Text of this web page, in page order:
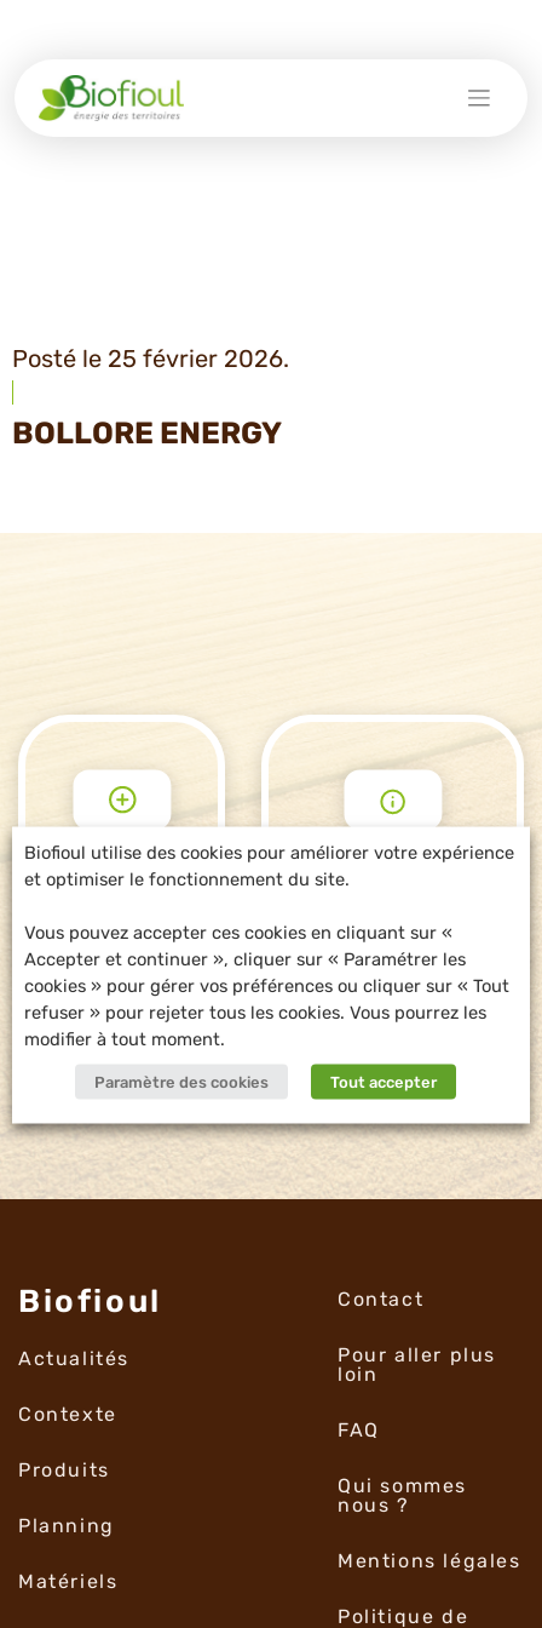
Posté le 25 février 2026.
BOLLORE ENERGY
POUR ALLER
PLUS LOIN
DEMANDE
D'INFORMATIONS
Biofioul
Actualités
Contexte
Produits
Planning
Matériels
Contact
Pour aller plus
loin
FAQ
Qui sommes
nous ?
Mentions légales
Politique de
Biofioul utilise des cookies pour améliorer votre expérience
et optimiser le fonctionnement du site.
Vous pouvez accepter ces cookies en cliquant sur «
Accepter et continuer », cliquer sur « Paramétrer les
cookies » pour gérer vos préférences ou cliquer sur « Tout
refuser » pour rejeter tous les cookies. Vous pourrez les
modifier à tout moment.
Paramètre des cookies Tout accepter